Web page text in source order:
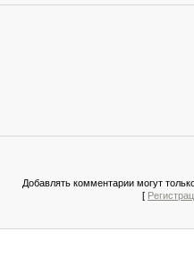
Добавлять комментарии могут
[